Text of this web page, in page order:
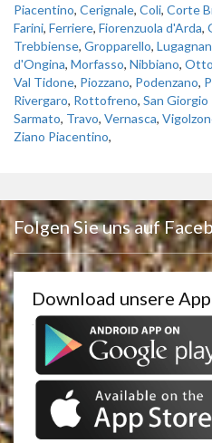
Piacentino, Cerignale, Coli, Corte
Farini, Ferriere, Fiorenzuola d'Arda,
Trebbiense, Gropparello,
d'Ongina, Morfasso, Nibbiano,
Val Tidone, Piozzano, Podenzano,
Rivergaro, Rottofreno, San
Sarmato, Travo, Vernasca,
Ziano Piacentino,
Folgen Sie uns auf
Download unsere App